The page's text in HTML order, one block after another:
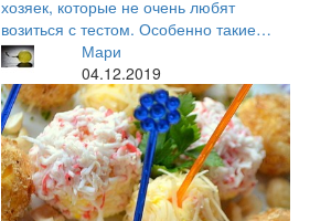
хозяек, которые не очень любят
возиться с тестом. Особенно такие…
Мари
04.12.2019